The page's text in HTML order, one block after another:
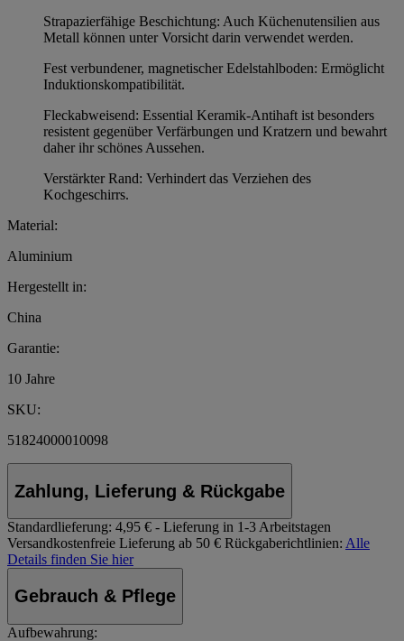
Strapazierfähige Beschichtung: Auch Küchenutensilien aus
Metall können unter Vorsicht darin verwendet werden.
Fest verbundener, magnetischer Edelstahlboden: Ermöglicht
Induktionskompatibilität.
Fleckabweisend: Essential Keramik-Antihaft ist besonders
resistent gegenüber Verfärbungen und Kratzern und bewahrt
daher ihr schönes Aussehen.
Verstärkter Rand: Verhindert das Verziehen des
Kochgeschirrs.
Material:
Aluminium
Hergestellt in:
China
Garantie:
10 Jahre
SKU:
51824000010098
Zahlung, Lieferung & Rückgabe
Standardlieferung: 4,95 € - Lieferung in 1-3 Arbeitstagen
Versandkostenfreie Lieferung ab 50 € Rückgaberichtlinien: Alle
Details finden Sie hier
Gebrauch & Pflege
Aufbewahrung: